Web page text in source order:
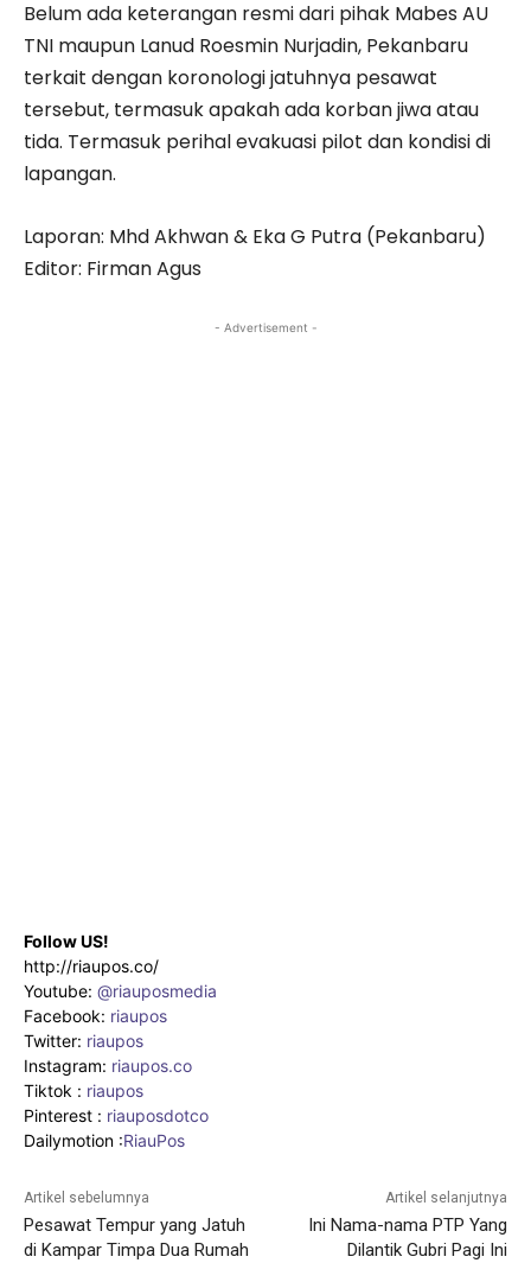
Belum ada keterangan resmi dari pihak Mabes AU
TNI maupun Lanud Roesmin Nurjadin, Pekanbaru
terkait dengan koronologi jatuhnya pesawat
tersebut, termasuk apakah ada korban jiwa atau
tida. Termasuk perihal evakuasi pilot dan kondisi di
lapangan.
Laporan: Mhd Akhwan & Eka G Putra (Pekanbaru)
Editor: Firman Agus
- Advertisement -
Follow US!
http://riaupos.co/
Youtube: @riauposmedia
Facebook: riaupos
Twitter: riaupos
Instagram: riaupos.co
Tiktok : riaupos
Pinterest : riauposdotco
Dailymotion :RiauPos
Artikel sebelumnya
Pesawat Tempur yang Jatuh
di Kampar Timpa Dua Rumah
Artikel selanjutnya
Ini Nama-nama PTP Yang
Dilantik Gubri Pagi Ini